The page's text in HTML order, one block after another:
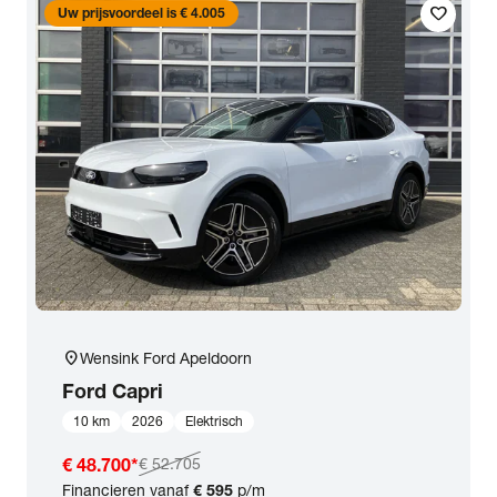
favorite
Uw prijsvoordeel is € 4.005
location_onWensink Ford Apeldoorn
Ford Capri
10 km 2026 Elektrisch
€ 48.700*€ 52.705
Financieren vanaf€ 595 p/m